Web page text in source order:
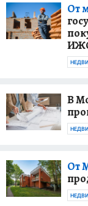
От
В
От